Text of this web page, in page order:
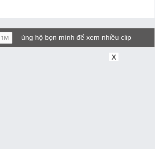
ủng hộ bọn mình để xem nhiều clip
X